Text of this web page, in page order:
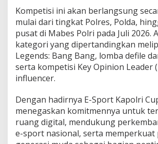
Kompetisi ini akan berlangsung
mulai dari tingkat Polres, Polda,
pusat di Mabes Polri pada Juli 2026.
kategori yang dipertandingkan
Legends: Bang Bang, lomba defile
serta kompetisi Key Opinion Leader
influencer.
Dengan hadirnya E-Sport Kapolri
menegaskan komitmennya untuk
ruang digital, mendukung
e-sport nasional, serta memperkuat